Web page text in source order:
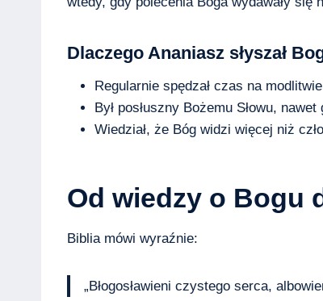
Dlaczego Ananiasz słyszał
Regularnie spędzał czas na
Był posłuszny Bożemu Słowu,
Wiedział, że Bóg widzi więcej niż
Od wiedzy o Bogu
Biblia mówi wyraźnie:
„Błogosławieni czystego serca,